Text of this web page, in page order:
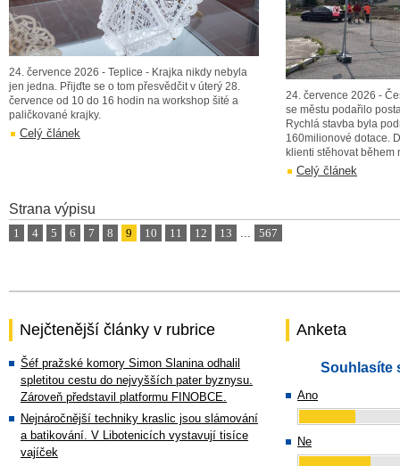
24. července 2026 - Teplice - Krajka nikdy nebyla
jen jedna. Přijďte se o tom přesvědčit v úterý 28.
července od 10 do 16 hodin na workshop šité a
paličkované krajky.
Celý článek
24. července 2026 -
se městu podařilo
Rychlá stavba byla
160milionové dotace.
klienti stěhovat
Celý článek
Strana výpisu
1 4 5 6 7 8 9 10 11 12 13 ... 567
Nejčtenější články v rubrice
Šéf pražské komory Simon Slanina odhalil
spletitou cestu do nejvyšších pater byznysu.
Zároveň představil platformu FINOBCE.
Nejnáročnější techniky kraslic jsou slámování
a batikování. V Libotenicích vystavují tisíce
vajíček
Anketa
Souhlasíte
Ano
Ne